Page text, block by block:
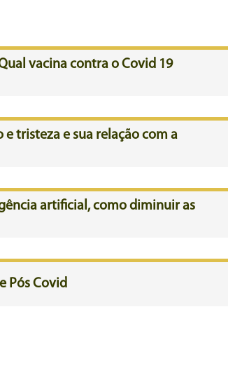
vacina contra o Covid 19
e tristeza e sua relação com a
artificial, como diminuir as
Pós Covid